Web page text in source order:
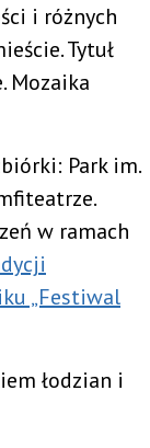
i różnych
Tytuł
Mozaika
Park im.
w ramach
„Festiwal
łodzian i